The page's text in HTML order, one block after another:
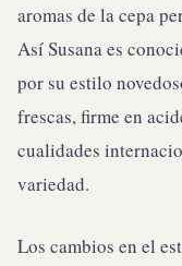
aromas de la cepa
Así Susana es
por su estilo
frescas, firme en
cualidades
variedad.
Los cambios en el